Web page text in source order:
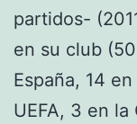
partidos-
en su club
España, 14
UEFA, 3 en